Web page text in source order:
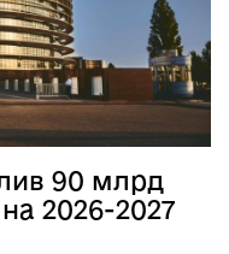
90 млрд
2026-2027